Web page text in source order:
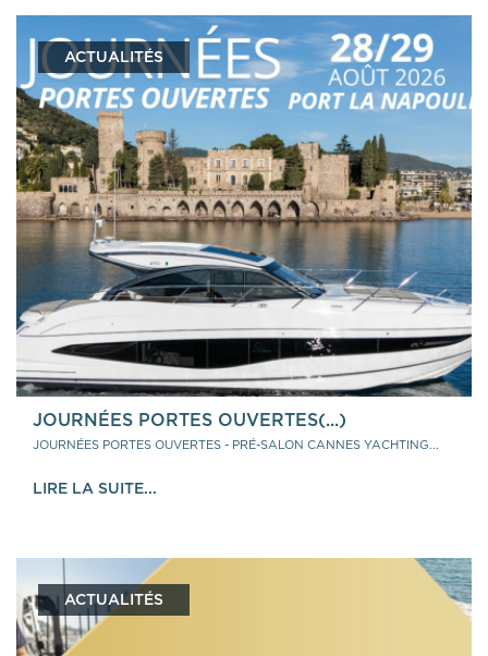
ACTUALITÉS
JOURNÉES PORTES OUVERTES(...)
JOURNÉES PORTES OUVERTES - PRÉ-SALON CANNES YACHTING...
LIRE LA SUITE...
ACTUALITÉS